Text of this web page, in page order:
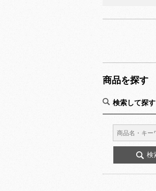
商品を探す
検索して探す